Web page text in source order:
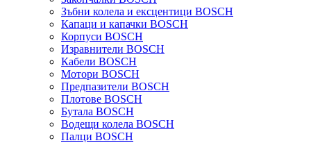
Зъбни колела и ексцентици BOSCH
Капаци и капачки BOSCH
Корпуси BOSCH
Изравнители BOSCH
Кабели BOSCH
Мотори BOSCH
Предпазители BOSCH
Плотове BOSCH
Бутала BOSCH
Водещи колела BOSCH
Палци BOSCH